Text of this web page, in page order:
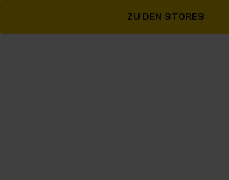
ZU DEN STORES